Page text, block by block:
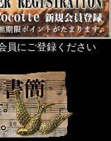
員にご登録ください